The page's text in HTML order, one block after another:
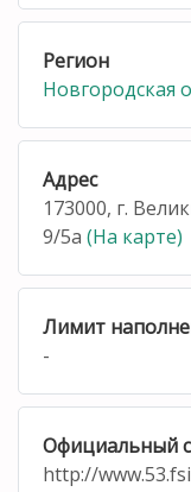
Регион
Новгородская
Адрес
173000, г.
9/5а (На карте)
Лимит
-
Официальный
http://